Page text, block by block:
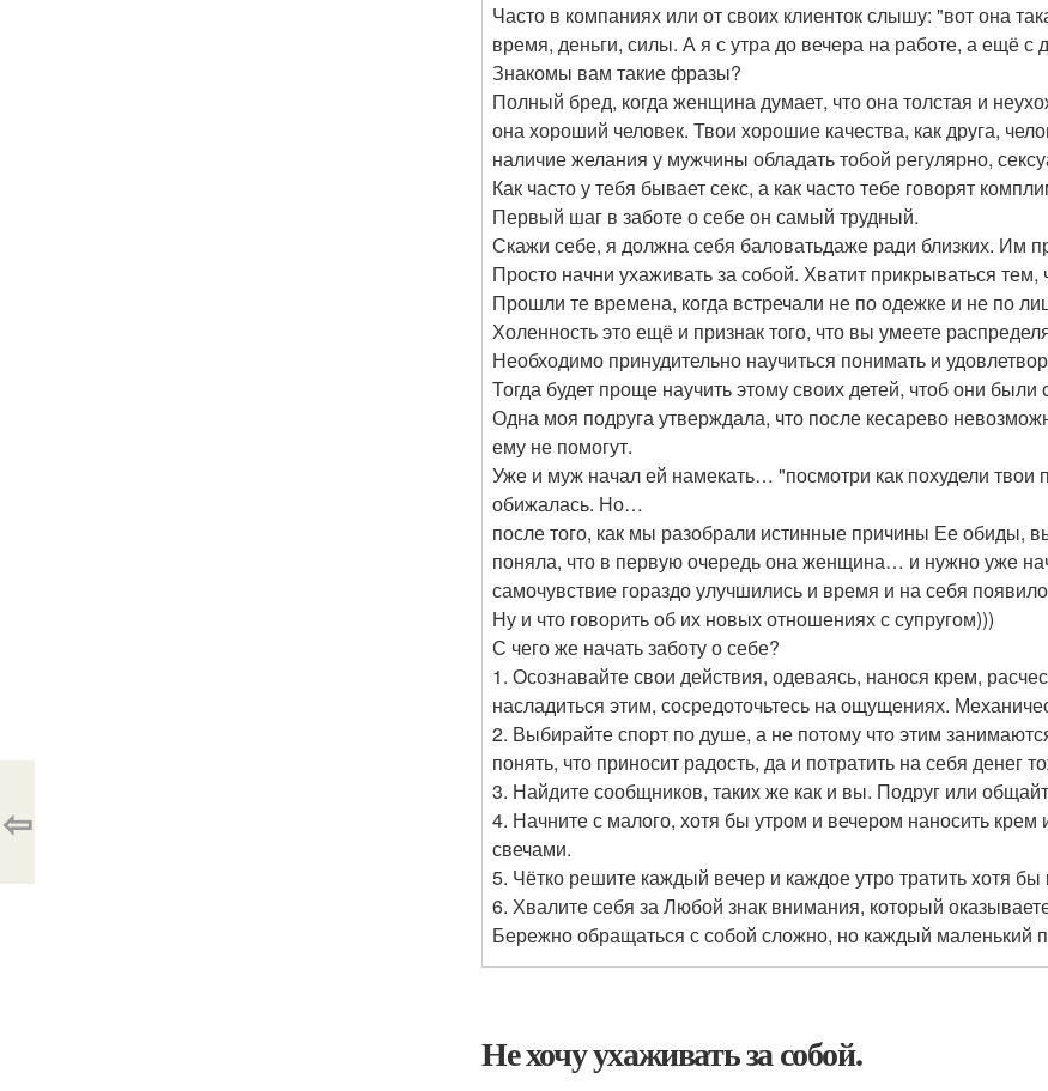
Часто в компаниях или от своих клиенток слышу: "вот она
время, деньги, силы. А я с утра до вечера на работе, а ещё с
Знакомы вам такие фразы?
Полный бред, когда женщина думает, что она толстая и
она хороший человек. Твои хорошие качества, как друга,
наличие желания у мужчины обладать тобой регулярно,
Как часто у тебя бывает секс, а как часто тебе говорят
Первый шаг в заботе о себе он самый трудный.
Скажи себе, я должна себя баловатьдаже ради близких. Им
Просто начни ухаживать за собой. Хватит прикрываться тем,
Прошли те времена, когда встречали не по одежке и не по
Холенность это ещё и признак того, что вы умеете
Необходимо принудительно научиться понимать и
Тогда будет проще научить этому своих детей, чтоб они были
Одна моя подруга утверждала, что после кесарево
ему не помогут.
Уже и муж начал ей намекать… "посмотри как похудели твои
обижалась. Но…
после того, как мы разобрали истинные причины Ее обиды,
поняла, что в первую очередь она женщина… и нужно уже
самочувствие гораздо улучшились и время и на себя
Ну и что говорить об их новых отношениях с супругом)))
С чего же начать заботу о себе?
1. Осознавайте свои действия, одеваясь, нанося крем,
насладиться этим, сосредоточьтесь на ощущениях.
2. Выбирайте спорт по душе, а не потому что этим
понять, что приносит радость, да и потратить на себя
3. Найдите сообщников, таких же как и вы. Подруг или
4. Начните с малого, хотя бы утром и вечером наносить
свечами.
5. Чётко решите каждый вечер и каждое утро тратить хотя
6. Хвалите себя за Любой знак внимания, который
Бережно обращаться с собой сложно, но каждый маленький
Не хочу ухаживать за собой.
⇦